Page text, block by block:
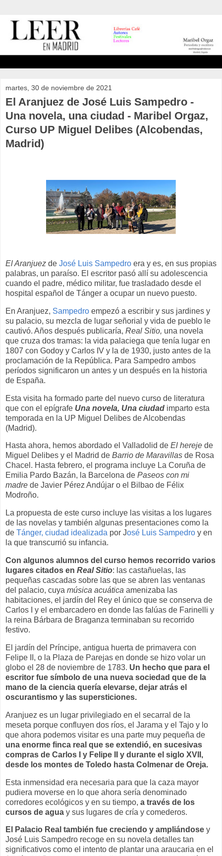
martes, 30 de noviembre de 2021
El Aranjuez de José Luis Sampedro -
Una novela, una ciudad - Maribel Orgaz,
Curso UP Miguel Delibes (Alcobendas,
Madrid)
El Aranjuez de José Luis Sampedro era y es, en sus propias
palabras, un paraíso. El escritor pasó allí su adolescencia
cuando el padre, médico militar, fue trasladado desde el
hospital español de Tánger a ocupar un nuevo puesto.
En Aranjuez, Sampedro empezó a escribir y sus jardines y
su palacio, su mezcla de lugar señorial y vida de pueblo le
cautivó. Años después publicaría, Real Sitio, una novela
que cruza dos tramas: la vida palaciega que tenía lugar en
1807 con Godoy y Carlos IV y la de 1930, justo antes de la
proclamación de la República. Para Sampedro ambos
períodos significaron un antes y un después en la historia
de España.
Esta visita ha formado parte del nuevo curso de literatura
que con el epígrafe Una novela, Una ciudad imparto esta
temporada en la UP Miguel Delibes de Alcobendas
(Madrid).
Hasta ahora, hemos abordado el Valladolid de El hereje de
Miguel Delibes y el Madrid de Barrio de Maravillas de Rosa
Chacel. Hasta febrero, el programa incluye La Coruña de
Emilia Pardo Bazán, la Barcelona de Paseos con mi
madre de Javier Pérez Andújar o el Bilbao de Félix
Modroño.
La propuesta de este curso incluye las visitas a los lugares
de las novelas y también algunas presentaciones como la
de Tánger, ciudad idealizada por José Luis Sampedro y en
la que transcurrió su infancia.
Con algunos alumnos del curso hemos recorrido varios
lugares citados en Real Sitio: las castañuelas, las
pequeñas cascadas sobre las que se abren las ventanas
del palacio, cuya música acuática amenizaba las
habitaciones, el jardín del Rey el único que se conserva de
Carlos I y el embarcadero en donde las falúas de Farinelli y
la reina Bárbara de Braganza terminaban su recorrido
festivo.
El jardín del Príncipe, antigua huerta de primavera con
Felipe II, o la Plaza de Parejas en donde se hizo volar un
globo el 28 de noviembre de 1783. Un hecho que para el
escritor fue símbolo de una nueva sociedad que de la
mano de la ciencia quería elevarse, dejar atrás el
oscurantismo y las supersticiones.
Aranjuez es un lugar privilegiado en el secarral de la
meseta porque confluyen dos ríos, el Jarama y el Tajo y lo
que ahora podemos visitar es una parte muy pequeña de
una enorme finca real que se extendió, en sucesivas
compras de Carlos I y Felipe II y durante el siglo XVII,
desde los montes de Toledo hasta Colmenar de Oreja.
Esta inmensidad era necesaria para que la caza mayor
pudiera moverse en lo que ahora sería denominado
corredores ecológicos y en su tiempo, a través de los
cursos de agua y sus lugares de cría y comederos.
El Palacio Real también fue creciendo y ampliándose y
José Luis Sampedro recoge en su novela detalles tan
significativos como el intento de plantar una araucaria en el